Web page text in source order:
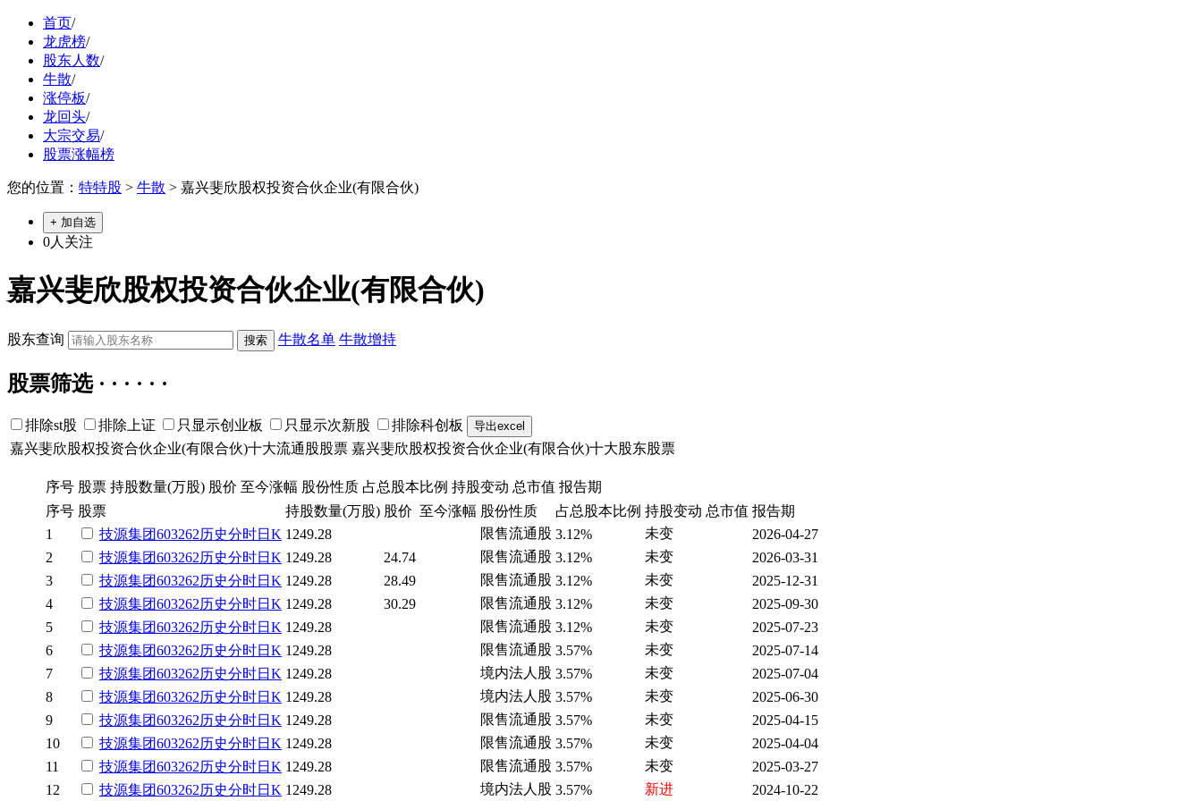
首页/
龙虎榜/
股东人数/
牛散/
涨停板/
龙回头/
大宗交易/
股票涨幅榜
您的位置： 特特股 > 牛散 > 嘉兴斐欣股权投资合伙企业(有限合伙)
+ 加自选
0人关注
嘉兴斐欣股权投资合伙企业(有限合伙)
股东查询 牛散名单 牛散增持
股票筛选 · · · · · ·
排除st股 排除上证 只显示创业板 只显示次新股
排除科创板
嘉兴斐欣股权投资合伙企业(有限合伙)十大流通股股票 嘉兴斐欣股权投资合伙企业(有限合伙)十大股东股票
序号 股票 持股数量(万股) 股价 至今涨幅 股份性质 占总股本比例 持股变动 总市值 报告期
序号 股票 持股数量(万股) 股价 至今涨幅 股份性质 占总股本比例 持股变动 总市值 报告期
1
技源集团603262历史分时日K 1249.28 限售流通股 3.12% 未变
2026-04-27
2
技源集团603262历史分时日K 1249.28 24.74 限售流通股 3.12% 未变
2026-03-31
3
技源集团603262历史分时日K 1249.28 28.49 限售流通股 3.12% 未变
2025-12-31
4
技源集团603262历史分时日K 1249.28 30.29 限售流通股 3.12% 未变
2025-09-30
5
技源集团603262历史分时日K 1249.28 限售流通股 3.12% 未变
2025-07-23
6
技源集团603262历史分时日K 1249.28 限售流通股 3.57% 未变
2025-07-14
7
技源集团603262历史分时日K 1249.28 境内法人股 3.57% 未变
2025-07-04
8
技源集团603262历史分时日K 1249.28 境内法人股 3.57% 未变
2025-06-30
9
技源集团603262历史分时日K 1249.28 限售流通股 3.57% 未变
2025-04-15
10
技源集团603262历史分时日K 1249.28 限售流通股 3.57% 未变
2025-04-04
11
技源集团603262历史分时日K 1249.28 限售流通股 3.57% 未变
2025-03-27
12
技源集团603262历史分时日K 1249.28 境内法人股 3.57% 新进 2024-10-22